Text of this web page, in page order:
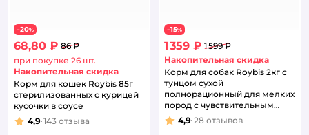
−20%
68,80 ₽ 86 ₽
при покупке 26 шт.
Накопительная скидка
Корм для кошек Roybis 85г
стерилизованных с курицей
кусочки в соусе
Рейтинг:
4,9 143 отзыва
−15%
1 359 ₽ 1 599 ₽
Накопительная скидка
Корм для собак Roybis 2кг с
тунцом сухой
полнорационный для мелких
пород с чувствительным
пищеварением
Рейтинг:
4,9 28 отзывов